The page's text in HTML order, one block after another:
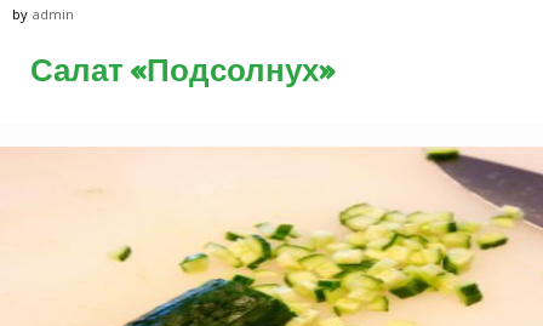
byadmin
Салат «Подсолнух»